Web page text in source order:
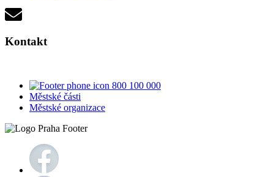
Kontakt
800 100 000
Městské části
Městské organizace